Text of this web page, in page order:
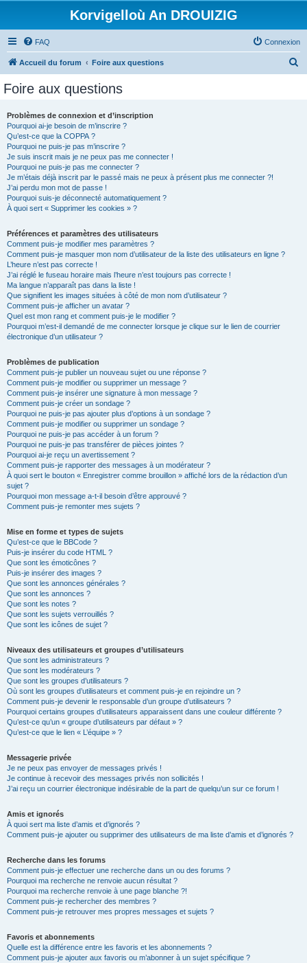
Korvigelloù An DROUIZIG
FAQ Connexion
Accueil du forum Foire aux questions
Foire aux questions
Problèmes de connexion et d’inscription
Pourquoi ai-je besoin de m’inscrire ?
Qu’est-ce que la COPPA ?
Pourquoi ne puis-je pas m’inscrire ?
Je suis inscrit mais je ne peux pas me connecter !
Pourquoi ne puis-je pas me connecter ?
Je m’étais déjà inscrit par le passé mais ne peux à présent plus me connecter ?!
J’ai perdu mon mot de passe !
Pourquoi suis-je déconnecté automatiquement ?
À quoi sert « Supprimer les cookies » ?
Préférences et paramètres des utilisateurs
Comment puis-je modifier mes paramètres ?
Comment puis-je masquer mon nom d’utilisateur de la liste des utilisateurs en ligne ?
L’heure n’est pas correcte !
J’ai réglé le fuseau horaire mais l’heure n’est toujours pas correcte !
Ma langue n’apparaît pas dans la liste !
Que signifient les images situées à côté de mon nom d’utilisateur ?
Comment puis-je afficher un avatar ?
Quel est mon rang et comment puis-je le modifier ?
Pourquoi m’est-il demandé de me connecter lorsque je clique sur le lien de courrier
électronique d’un utilisateur ?
Problèmes de publication
Comment puis-je publier un nouveau sujet ou une réponse ?
Comment puis-je modifier ou supprimer un message ?
Comment puis-je insérer une signature à mon message ?
Comment puis-je créer un sondage ?
Pourquoi ne puis-je pas ajouter plus d’options à un sondage ?
Comment puis-je modifier ou supprimer un sondage ?
Pourquoi ne puis-je pas accéder à un forum ?
Pourquoi ne puis-je pas transférer de pièces jointes ?
Pourquoi ai-je reçu un avertissement ?
Comment puis-je rapporter des messages à un modérateur ?
À quoi sert le bouton « Enregistrer comme brouillon » affiché lors de la rédaction d’un
sujet ?
Pourquoi mon message a-t-il besoin d’être approuvé ?
Comment puis-je remonter mes sujets ?
Mise en forme et types de sujets
Qu’est-ce que le BBCode ?
Puis-je insérer du code HTML ?
Que sont les émoticônes ?
Puis-je insérer des images ?
Que sont les annonces générales ?
Que sont les annonces ?
Que sont les notes ?
Que sont les sujets verrouillés ?
Que sont les icônes de sujet ?
Niveaux des utilisateurs et groupes d’utilisateurs
Que sont les administrateurs ?
Que sont les modérateurs ?
Que sont les groupes d’utilisateurs ?
Où sont les groupes d’utilisateurs et comment puis-je en rejoindre un ?
Comment puis-je devenir le responsable d’un groupe d’utilisateurs ?
Pourquoi certains groupes d’utilisateurs apparaissent dans une couleur différente ?
Qu’est-ce qu’un « groupe d’utilisateurs par défaut » ?
Qu’est-ce que le lien « L’équipe » ?
Messagerie privée
Je ne peux pas envoyer de messages privés !
Je continue à recevoir des messages privés non sollicités !
J’ai reçu un courrier électronique indésirable de la part de quelqu’un sur ce forum !
Amis et ignorés
À quoi sert ma liste d’amis et d’ignorés ?
Comment puis-je ajouter ou supprimer des utilisateurs de ma liste d’amis et d’ignorés ?
Recherche dans les forums
Comment puis-je effectuer une recherche dans un ou des forums ?
Pourquoi ma recherche ne renvoie aucun résultat ?
Pourquoi ma recherche renvoie à une page blanche ?!
Comment puis-je rechercher des membres ?
Comment puis-je retrouver mes propres messages et sujets ?
Favoris et abonnements
Quelle est la différence entre les favoris et les abonnements ?
Comment puis-je ajouter aux favoris ou m’abonner à un sujet spécifique ?